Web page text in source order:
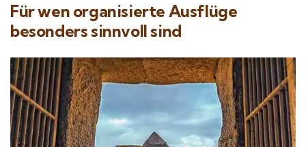
Für wen organisierte Ausflüge
besonders sinnvoll sind